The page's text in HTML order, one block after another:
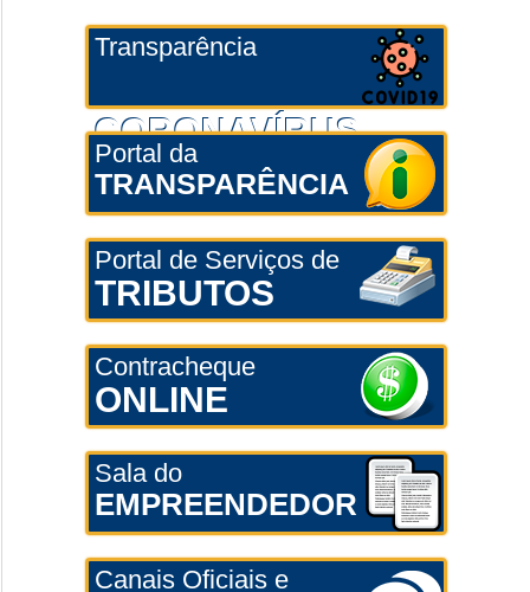
Transparência
CORONAVÍRUS
Portal da
TRANSPARÊNCIA
Portal de Serviços de
TRIBUTOS
Contracheque
ONLINE
Sala do
EMPREENDEDOR
Canais Oficiais e